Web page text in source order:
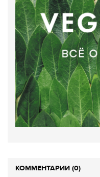
КОММЕНТАРИИ (0)